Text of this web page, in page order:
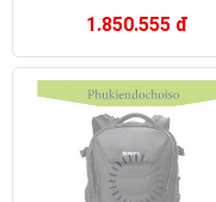
1.850.555 đ